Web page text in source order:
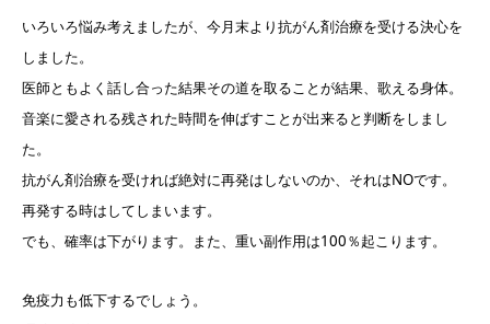
いろいろ悩み考えましたが、今月末より抗がん剤治療を受ける決心を
しました。
医師ともよく話し合った結果その道を取ることが結果、歌える身体。
音楽に愛される残された時間を伸ばすことが出来ると判断をしまし
た。
抗がん剤治療を受ければ絶対に再発はしないのか、それはNOです。
再発する時はしてしまいます。
でも、確率は下がります。また、重い副作用は100％起こります。
免疫力も低下するでしょう。